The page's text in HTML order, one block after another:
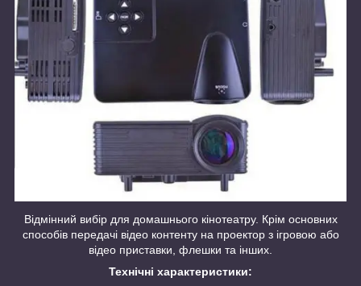
Відмінний вибір для домашнього кінотеатру. Крім основних
способів передачі відео контенту на проектор з ігровою або
відео приставки, флешки та інших.
Технічні характеристики: